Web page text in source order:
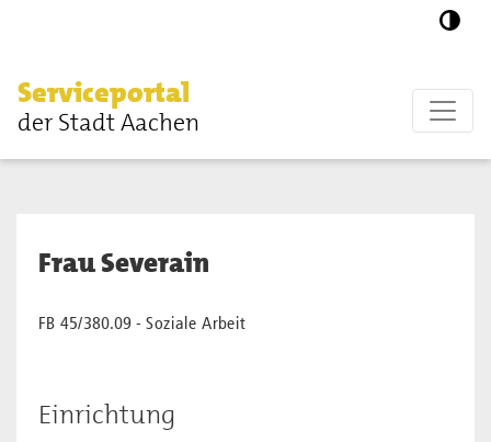
Serviceportal
der Stadt Aachen
Frau Severain
FB 45/380.09 - Soziale Arbeit
Einrichtung